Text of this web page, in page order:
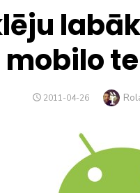
mobilo
POSTED
2011-04-26